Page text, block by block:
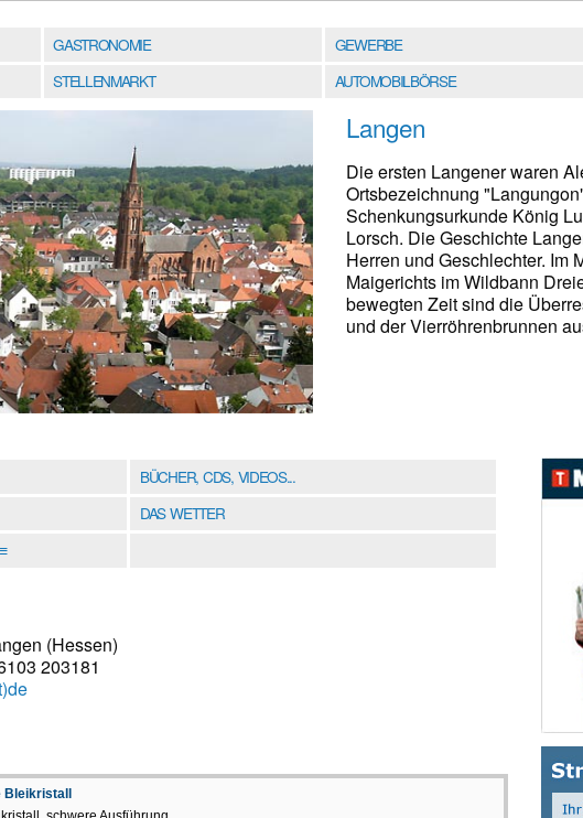
GASTRONOMIE GEWERBE
STELLENMARKT AUTOMOBILBÖRSE
Langen
Die ersten Langener waren
Ortsbezeichnung
Schenkungsurkunde König
Lorsch. Die Geschichte
Herren und Geschlechter. Im
Maigerichts im Wildbann
bewegten Zeit sind die
und der Vierröhrenbrunnen
BÜCHER, CDS, VIDEOS...
DAS WETTER
≡
(Hessen)
203181
Bleikristall